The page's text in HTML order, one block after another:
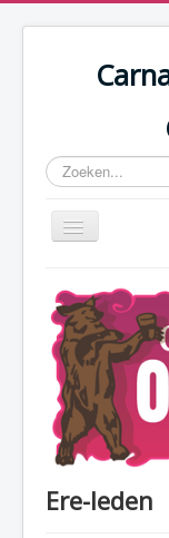
Zoeken...
Schakelen
navigatie
De Oersheimers
Nieuws
Programma
Foto's
Reglementen
Contact
Ere-leden